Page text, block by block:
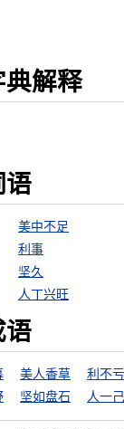
典解释
语
美中不足
利事
坚久
人丁兴旺
语
美人香草
利不
坚如盘石 人一